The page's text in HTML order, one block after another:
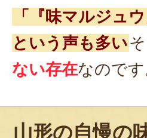
「『味マルジュ
という声も多いそ
ない存在なのです
山形の自慢の